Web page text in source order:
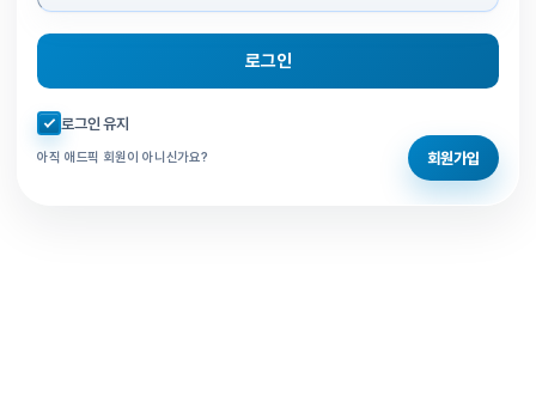
로그인
자동로그인 체크
로그인 유지
아직 애드픽 회원이 아니신가요? 회원가입